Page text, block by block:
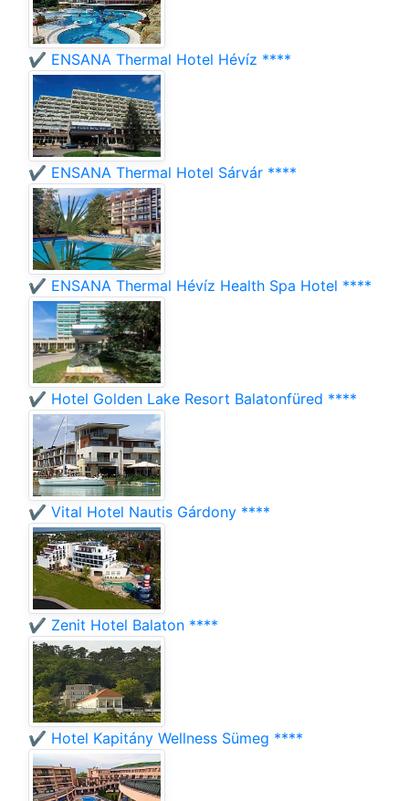
✔️ ENSANA Thermal Hotel Hévíz ****
✔️ ENSANA Thermal Hotel Sárvár ****
✔️ ENSANA Thermal Hévíz Health Spa Hotel ****
✔️ Hotel Golden Lake Resort Balatonfüred ****
✔️ Vital Hotel Nautis Gárdony ****
✔️ Zenit Hotel Balaton ****
✔️ Hotel Kapitány Wellness Sümeg ****